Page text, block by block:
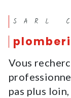
SARL
Vous
pas plus